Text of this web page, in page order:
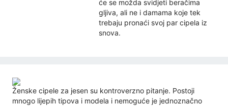
će se možda svidjeti beračima
gljiva, ali ne i damama koje tek
trebaju pronaći svoj par cipela iz
snova.
Ženske cipele za jesen su kontroverzno pitanje. Postoji
mnogo lijepih tipova i modela i nemoguće je jednoznačno